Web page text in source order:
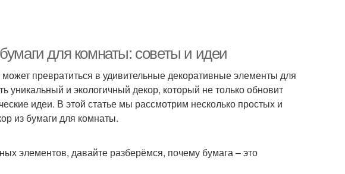
для комнаты: советы и идеи
превратиться в удивительные декоративные элементы для
и экологичный декор, который не только обновит
идеи. В этой статье мы рассмотрим несколько простых и
из бумаги для комнаты.
элементов, давайте разберёмся, почему бумага – это